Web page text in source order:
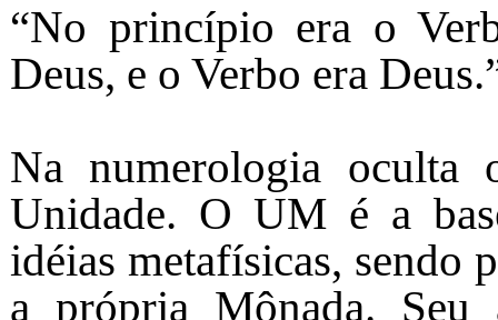
“No princípio era o
Deus, e o Verbo era
Na numerologia
Unidade. O UM é a
idéias metafísicas, sendo
a própria Mônada. Seu